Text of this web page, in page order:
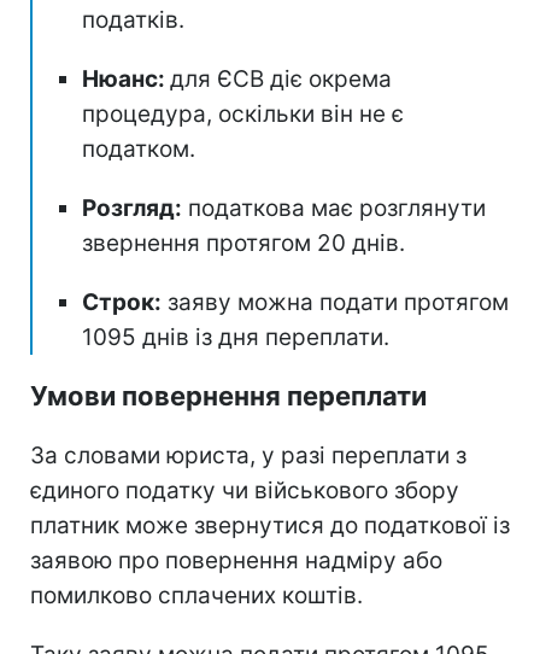
податків.
Нюанс: для ЄСВ діє окрема
процедура, оскільки він не є
податком.
Розгляд: податкова має розглянути
звернення протягом 20 днів.
Строк: заяву можна подати протягом
1095 днів із дня переплати.
Умови повернення переплати
За словами юриста, у разі переплати з
єдиного податку чи військового збору
платник може звернутися до податкової із
заявою про повернення надміру або
помилково сплачених коштів.